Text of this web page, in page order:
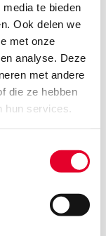
te bieden
Ook delen we
met onze
analyse. Deze
met andere
die ze hebben
hun services.